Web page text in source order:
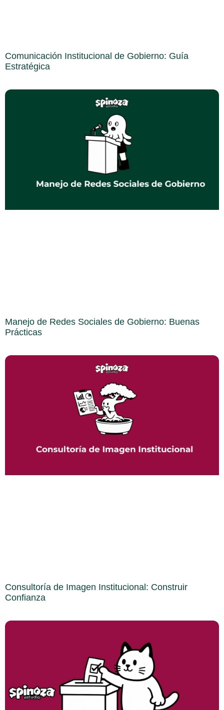
Comunicación Institucional de Gobierno: Guía
Estratégica
Manejo de Redes Sociales de Gobierno: Buenas
Prácticas
Consultoría de Imagen Institucional: Construir
Confianza